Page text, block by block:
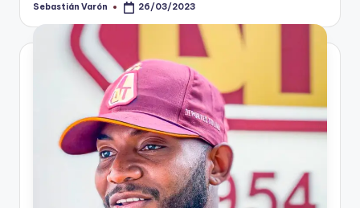
Publicado
Sebastián Varón 26/03/2023